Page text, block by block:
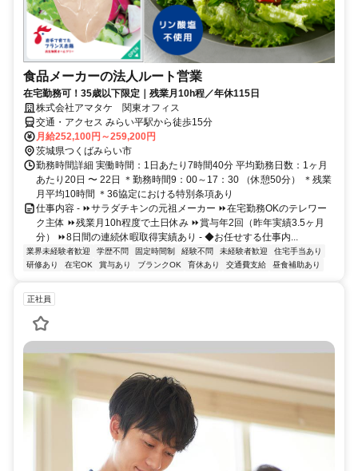
食品メーカーの法人ルート営業
在宅勤務可！35歳以下限定｜残業月10h程／年休115日
株式会社アマタケ 関東オフィス
交通・アクセス みらい平駅から徒歩15分
月給252,100円～259,200円
茨城県つくばみらい市
勤務時間詳細 実働時間：1日あたり7時間40分 平均勤務日数：1ヶ月
あたり20日 〜 22日 ＊勤務時間9：00～17：30 （休憩50分） ＊残業
月平均10時間 ＊36協定における特別条項あり
仕事内容 - ⏩サラダチキンの元祖メーカー ⏩在宅勤務OKのテレワー
ク主体 ⏩残業月10h程度で土日休み ⏩賞与年2回（昨年実績3.5ヶ月
分） ⏩8日間の連続休暇取得実績あり - ◆お任せする仕事内...
業界未経験者歓迎 学歴不問 固定時間制 経験不問 未経験者歓迎
住宅手当あり
研修あり
在宅OK 賞与あり ブランクOK 育休あり 交通費支給 昼食補助あり
正社員